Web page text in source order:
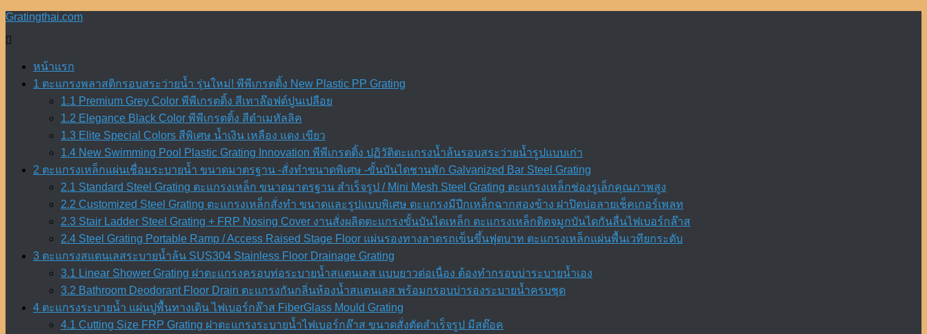
Skip
content
Gratingthai.com
หน้าแรก
1 ตะแกรงพลาสติกรอบสระว่ายน้ำ รุ่นใหม่! พีพีเกรตติ้ง New Plastic PP Grating
1.1 Premium Grey Color พีพีเกรตติ้ง สีเทาล๊อฟต์ปูนเปลือย
1.2 Elegance Black Color พีพีเกรตติ้ง สีดำเมทัลลิค
1.3 Elite Special Colors สีพิเศษ น้ำเงิน เหลือง แดง เขียว
1.4 New Swimming Pool Plastic Grating Innovation พีพีเกรตติ้ง ปฏิวัติตะแกรงน้ำล้นรอบสระว่ายน้ำรูปแบบเก่า
2 ตะแกรงเหล็กแผ่นเชื่อมระบายน้ำ ขนาดมาตรฐาน -สั่งทำขนาดพิเศษ -ขั้นบันไดชานพัก Galvanized Bar Steel Grating
2.1 Standard Steel Grating ตะแกรงเหล็ก ขนาดมาตรฐาน สำเร็จรูป / Mini Mesh Steel Grating ตะแกรงเหล็กช่องรูเล็กคุณภาพสูง
2.2 Customized Steel Grating ตะแกรงเหล็กสั่งทำ ขนาดและรูปแบบพิเศษ ตะแกรงมีปีกเหล็กฉากสองข้าง ฝาปิดบ่อลายเช็คเกอร์เพลท
2.3 Stair Ladder Steel Grating + FRP Nosing Cover งานสั่งผลิตตะแกรงขั้นบันไดเหล็ก ตะแกรงเหล็กติดจมูกบันไดกันลื่นไฟเบอร์กล๊าส
2.4 Steel Grating Portable Ramp / Access Raised Stage Floor แผ่นรองทางลาดรถเข็นขึ้นฟุตบาท ตะแกรงเหล็กแผ่นพื้นเวทียกระดับ
3 ตะแกรงสแตนเลสระบายน้ำล้น SUS304 Stainless Floor Drainage Grating
3.1 Linear Shower Grating ฝาตะแกรงครอบท่อระบายน้ำสแตนเลส แบบยาวต่อเนื่อง ต้องทำกรอบบ่าระบายน้ำเอง
3.2 Bathroom Deodorant Floor Drain ตะแกรงกันกลิ่นห้องน้ำสแตนเลส พร้อมกรอบบ่ารองระบายน้ำครบชุด
4 ตะแกรงระบายน้ำ แผ่นปูพื้นทางเดิน ไฟเบอร์กล๊าส FiberGlass Mould Grating
4.1 Cutting Size FRP Grating ฝาตะแกรงระบายน้ำไฟเบอร์กล๊าส ขนาดสั่งตัดสำเร็จรูป มีสต๊อค